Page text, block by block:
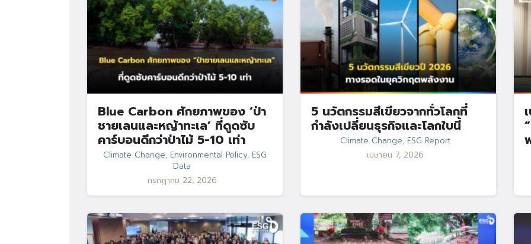
Blue Carbon ศักยภาพของ ‘ป่า
ชายเลนและหญ้าทะเล’ ที่ดูดซับ
คาร์บอนดีกว่าป่าไม้ 5-10 เท่า
Climate Change, Environmental Policy, ESG
Data
กรกฎาคม 22, 2026
5 นวัตกรรมสีเขียวจากทั่วโลกที่
กำลังเปลี่ยนธุรกิจและโลกใบนี้
Climate Change, ESG Report
เมษายน 7, 2026